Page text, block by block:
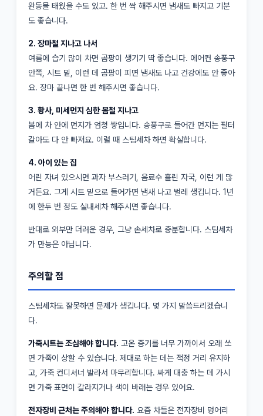
완동물 태웠을 수도 있고. 한 번 싹 해주시면 냄새도 빠지고 기분
도 좋습니다.
2. 장마철 지나고 나서
여름에 습기 많이 차면 곰팡이 생기기 딱 좋습니다. 에어컨 송풍구
안쪽, 시트 밑, 이런 데 곰팡이 피면 냄새도 나고 건강에도 안 좋아
요. 장마 끝나면 한 번 해주시면 좋습니다.
3. 황사, 미세먼지 심한 봄철 지나고
봄에 차 안에 먼지가 엄청 쌓입니다. 송풍구로 들어간 먼지는 필터
갈아도 다 안 빠져요. 이럴 때 스팀세차 하면 확실합니다.
4. 아이 있는 집
어린 자녀 있으시면 과자 부스러기, 음료수 흘린 자국, 이런 게 많
거든요. 그게 시트 밑으로 들어가면 냄새 나고 벌레 생깁니다. 1년
에 한두 번 정도 실내세차 해주시면 좋습니다.
반대로 외부만 더러운 경우, 그냥 손세차로 충분합니다. 스팀세차
가 만능은 아닙니다.
주의할 점
스팀세차도 잘못하면 문제가 생깁니다. 몇 가지 말씀드리겠습니
다.
가죽시트는 조심해야 합니다. 고온 증기를 너무 가까이서 오래 쏘
면 가죽이 상할 수 있습니다. 제대로 하는 데는 적정 거리 유지하
고, 가죽 컨디셔너 발라서 마무리합니다. 싸게 대충 하는 데 가시
면 가죽 표면이 갈라지거나 색이 바래는 경우 있어요.
전자장비 근처는 주의해야 합니다. 요즘 차들은 전자장비 덩어리